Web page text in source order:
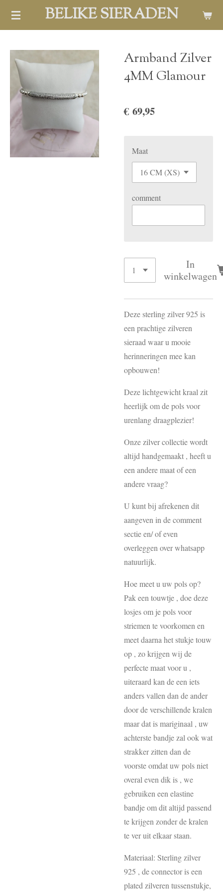
Ga
hoofdinhoud
BELIKE SIERADEN
Armband Zilver
4MM Glamour
€ 69,95
Maat
comment
In
winkelwagen
Deze sterling zilver 925 is
een prachtige zilveren
sieraad waar u mooie
herinneringen mee kan
opbouwen!
Deze lichtgewicht kraal zit
heerlijk om de pols voor
urenlang draagplezier!
Onze zilver collectie wordt
altijd handgemaakt , heeft u
een andere maat of een
andere vraag?
U kunt bij afrekenen dit
aangeven in de comment
sectie en/ of even
overleggen over whatsapp
natuurlijk.
Hoe meet u uw pols op?
Pak een touwtje , doe deze
losjes om je pols voor
striemen te voorkomen en
meet daarna het stukje touw
op , zo krijgen wij de
perfecte maat voor u ,
uiteraard kan de een iets
anders vallen dan de ander
door de verschillende kralen
maar dat is mariginaal , uw
achterste bandje zal ook wat
strakker zitten dan de
voorste omdat uw pols niet
overal even dik is , we
gebruiken een elastine
bandje om dit altijd passend
te krijgen zonder de kralen
te ver uit elkaar staan.
Materiaal: Sterling zilver
925 , de connector is een
plated zilveren tussenstukje,